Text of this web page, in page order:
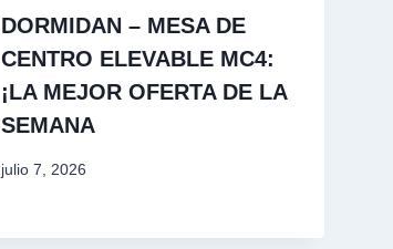
DORMIDAN – MESA DE
CENTRO ELEVABLE MC4:
¡LA MEJOR OFERTA DE LA
SEMANA
julio 7, 2026